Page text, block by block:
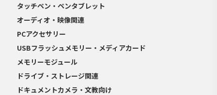
タッチペン・ペンタブレット
オーディオ・映像関連
PCアクセサリー
USBフラッシュメモリー・メディアカード
メモリーモジュール
ドライブ・ストレージ関連
ドキュメントカメラ・文教向け